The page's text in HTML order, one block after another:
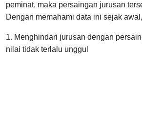
peminat, maka persaingan jurusan
Dengan memahami data ini sejak
1. Menghindari jurusan dengan
nilai tidak terlalu unggul